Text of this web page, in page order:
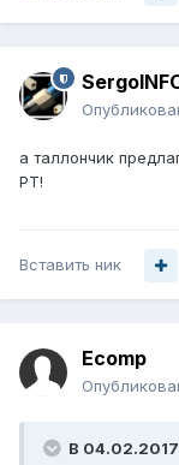
а таллончик
РТ!
Вставить ник
Ecomp
В 04.02.2017